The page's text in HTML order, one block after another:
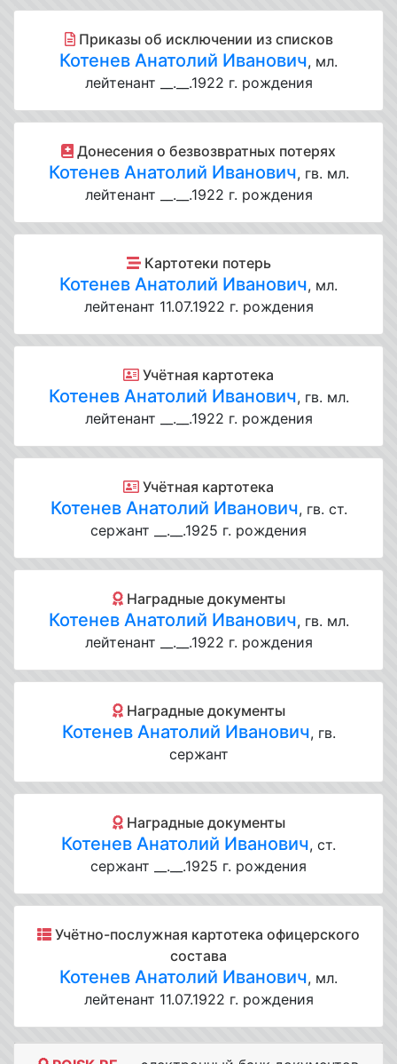
Приказы об исключении из списков
Котенев Анатолий Иванович, мл.
лейтенант __.__.1922 г. рождения
Донесения о безвозвратных потерях
Котенев Анатолий Иванович, гв. мл.
лейтенант __.__.1922 г. рождения
Картотеки потерь
Котенев Анатолий Иванович, мл.
лейтенант 11.07.1922 г. рождения
Учётная картотека
Котенев Анатолий Иванович, гв. мл.
лейтенант __.__.1922 г. рождения
Учётная картотека
Котенев Анатолий Иванович, гв. ст.
сержант __.__.1925 г. рождения
Наградные документы
Котенев Анатолий Иванович, гв. мл.
лейтенант __.__.1922 г. рождения
Наградные документы
Котенев Анатолий Иванович, гв.
сержант
Наградные документы
Котенев Анатолий Иванович, ст.
сержант __.__.1925 г. рождения
Учётно-послужная картотека офицерского
состава
Котенев Анатолий Иванович, мл.
лейтенант 11.07.1922 г. рождения